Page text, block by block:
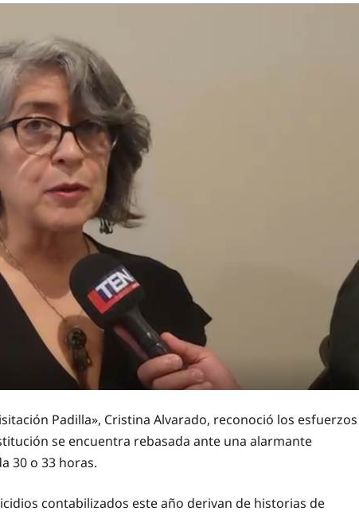
Padilla», Cristina Alvarado, reconoció los esfuerzos
se encuentra rebasada ante una alarmante
30 o 33 horas.
contabilizados este año derivan de historias de